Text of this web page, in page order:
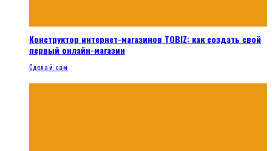
Конструктор интернет-магазинов TOBIZ: как создать свой
первый онлайн-магазин
Сделай сам